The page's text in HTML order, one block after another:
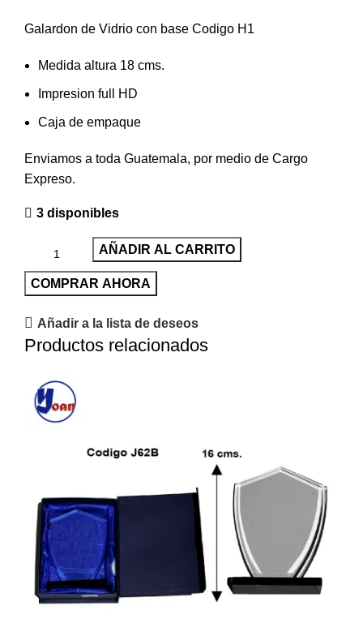
Galardon de Vidrio con base Codigo H1
Medida altura 18 cms.
Impresion full HD
Caja de empaque
Enviamos a toda Guatemala, por medio de Cargo
Expreso.
3 disponibles
AÑADIR AL CARRITO
COMPRAR AHORA
Añadir a la lista de deseos
Productos relacionados